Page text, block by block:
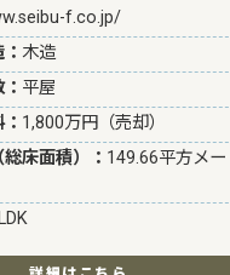
f.co.jp/
木造
平屋
1,800万円（売却）
床面積）： 149.66平方メー